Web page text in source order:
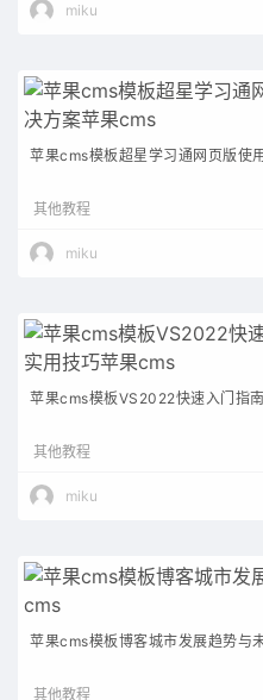
miku
苹果cms模板超星学习通网页版使
其他教程
miku
苹果cms模板VS2022快速入门指
其他教程
miku
苹果cms模板博客城市发展趋势与
其他教程